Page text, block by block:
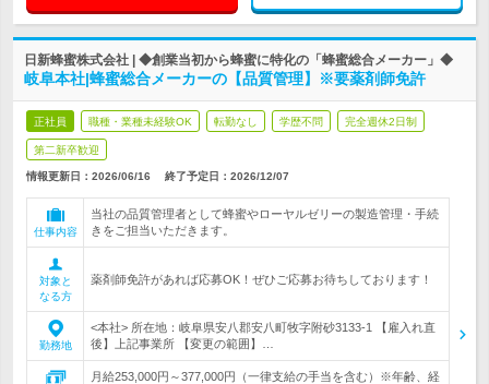
日新蜂蜜株式会社 | ◆創業当初から蜂蜜に特化の「蜂蜜総合メーカー」◆
岐阜本社|蜂蜜総合メーカーの【品質管理】※要薬剤師免許
正社員 職種・業種未経験OK 転勤なし 学歴不問 完全週休2日制
第二新卒歓迎
情報更新日：2026/06/16 終了予定日： 2026/12/07
仕事内容
当社の品質管理者として蜂蜜やローヤルゼリーの製造管理・手続
きをご担当いただきます。
対象と
なる方
薬剤師免許があれば応募OK！ぜひご応募お待ちしております！
勤務地
<本社> 所在地：岐阜県安八郡安八町牧字附砂3133-1 【雇入れ直
後】上記事業所 【変更の範囲】…
月給253,000円～377,000円（一律支給の手当を含む）※年齢、経